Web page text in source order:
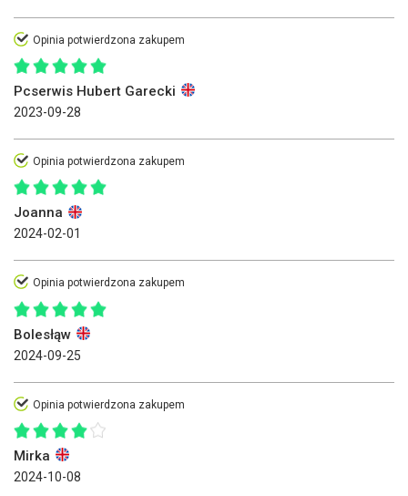
Opinia potwierdzona zakupem
Pcserwis Hubert Garecki
2023-09-28
Opinia potwierdzona zakupem
Joanna
2024-02-01
Opinia potwierdzona zakupem
Bolesłąw
2024-09-25
Opinia potwierdzona zakupem
Mirka
2024-10-08